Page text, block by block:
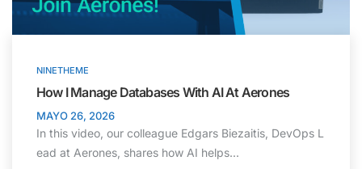
NINETHEME
How I Manage Databases With AI At Aerones
MAYO 26, 2026
In this video, our colleague Edgars Biezaitis, DevOps L
ead at Aerones, shares how AI helps...